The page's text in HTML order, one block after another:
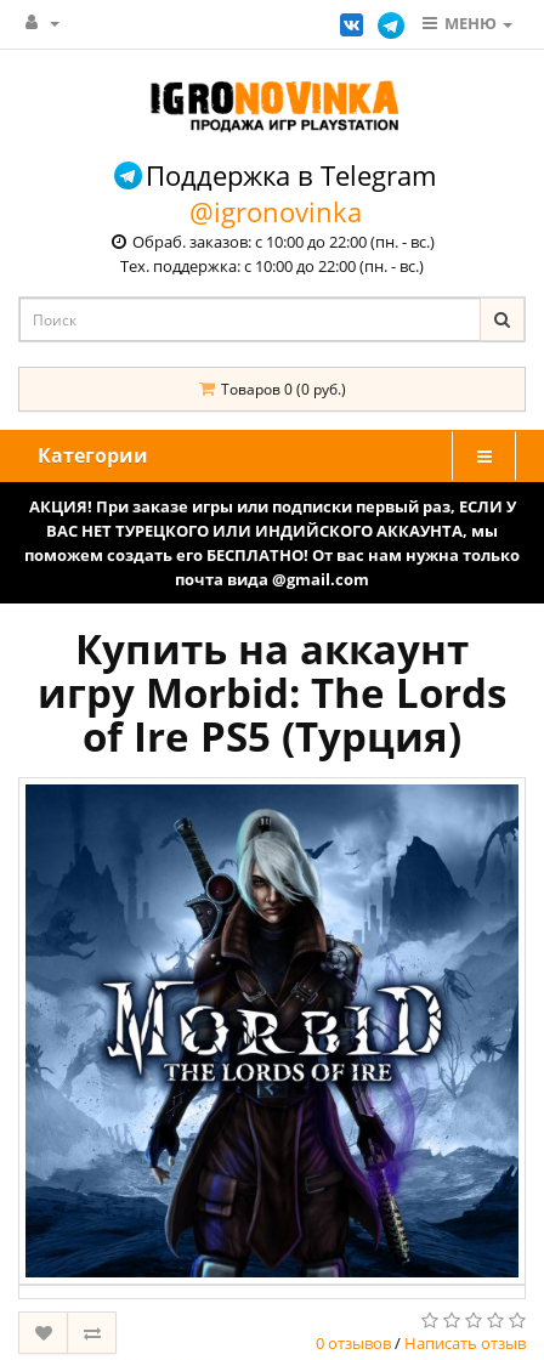
МЕНЮ
Поддержка в Telegram
@igronovinka
Обраб. заказов: с 10:00 до 22:00 (пн. - вс.)
Тех. поддержка: с 10:00 до 22:00 (пн. - вс.)
Товаров 0 (0 руб.)
Категории
АКЦИЯ! При заказе игры или подписки первый раз, ЕСЛИ У
ВАС НЕТ ТУРЕЦКОГО ИЛИ ИНДИЙСКОГО АККАУНТА, мы
поможем создать его БЕСПЛАТНО! От вас нам нужна только
почта вида @gmail.com
Купить на аккаунт
игру Morbid: The Lords
of Ire PS5 (Турция)
0 отзывов/ Написать отзыв